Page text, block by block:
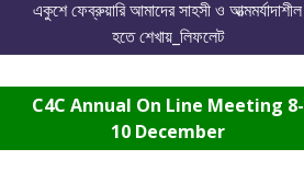
একুশে ফেব্রুয়ারি আমাদের সাহসী ও আত্মমর্যাদাশীল
হতে শেখায়_লিফলেট
C4C Annual On Line Meeting 8-
10 December